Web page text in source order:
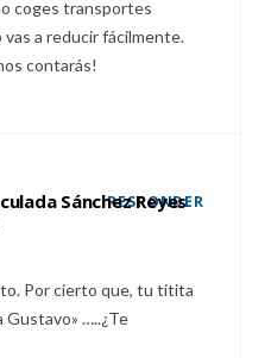
coges transportes
a reducir fácilmente.
contarás!
Sánchez Reyes
RESPONDER
Por cierto que, tu titita
Gustavo» …..¿Te